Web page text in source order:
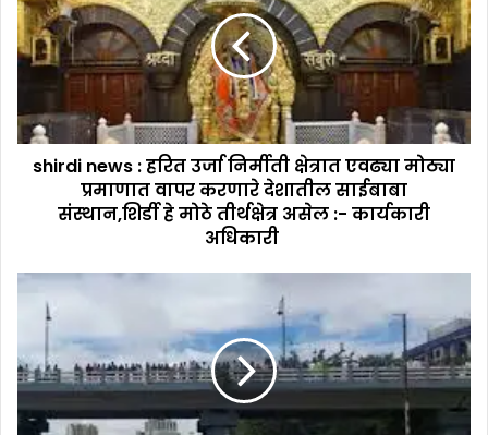
shirdi news : हरित उर्जा निर्मीती क्षेत्रात एवढ्या मोठ्या
प्रमाणात वापर करणारे देशातील साईबाबा
संस्‍थान,शिर्डी हे मोठे तीर्थक्षेत्र असेल :- कार्यकारी
अधिकारी